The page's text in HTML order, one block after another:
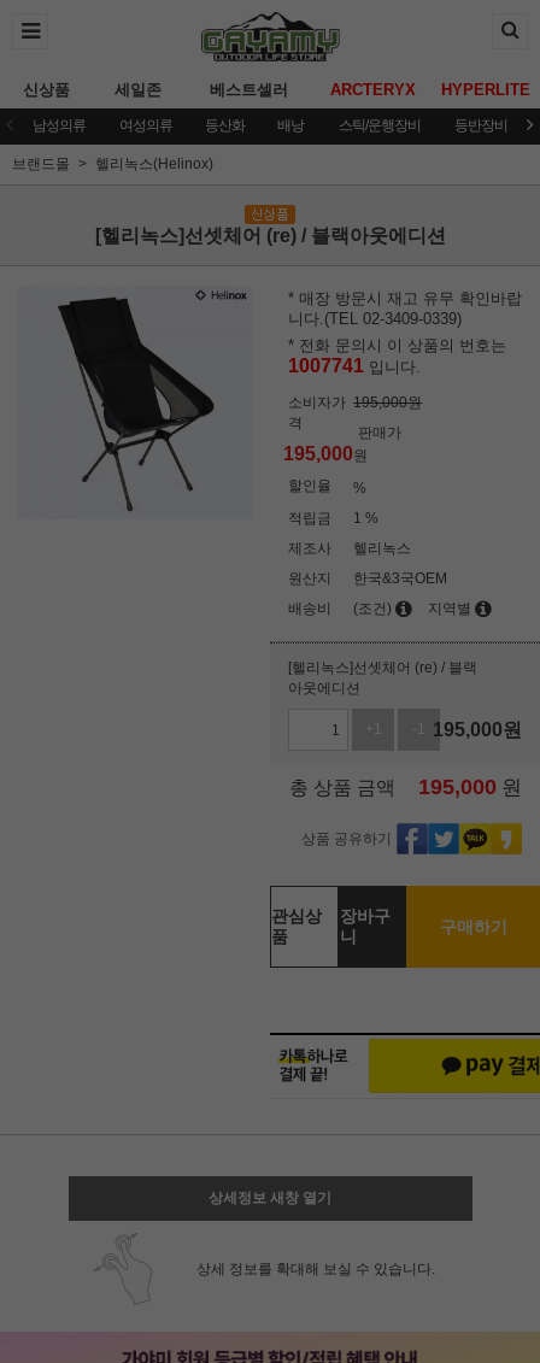
신상품 세일존 베스트셀러 ARCTERYX HYPERLITE
남성의류 여성의류 등산화 배낭 스틱/운행장비 등반장비
브랜드몰 헬리녹스(Helinox)
[헬리녹스]선셋체어 (re) / 블랙아웃에디션
* 매장 방문시 재고 유무 확인바랍
니다.(TEL 02-3409-0339)
* 전화 문의시 이 상품의 번호는
1007741 입니다.
소비자가
격
195,000원
판매가
195,000원
할인율
%
적립금
1 %
제조사
헬리녹스
원산지
한국&3국OEM
배송비
(조건) 지역별
[헬리녹스]선셋체어 (re) / 블랙
아웃에디션
+1 -1 195,000원
총 상품 금액 195,000 원
상품 공유하기
관심상
품
장바구
니
구매하기
상세정보 새창 열기
상세 정보를 확대해 보실 수 있습니다.